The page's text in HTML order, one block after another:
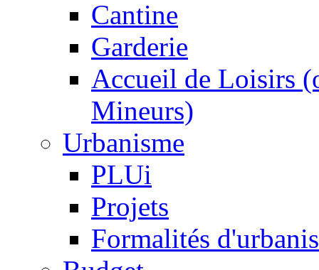
Cantine
Garderie
Accueil de Loisirs
Mineurs)
Urbanisme
PLUi
Projets
Formalités